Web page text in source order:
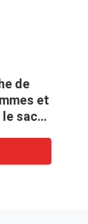
de
et
le sac